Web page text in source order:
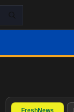
FreshNews